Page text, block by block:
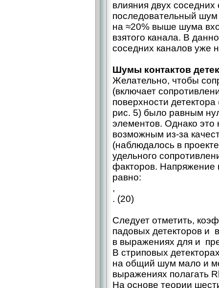
влияния двух
последовательный шум
на ≈20% выше шума
взятого канала. В
соседних каналов уже
Шумы контактов
Желательно, чтобы
(включает
поверхности
рис. 5) было равным
элементов. Однако это
возможным из-за
(наблюдалось в
удельного
факторов.
равно:
,
. (20)
Следует отметить,
падовых детекторов и
в выражениях для и
В стриповых
на общий шум мало и
выражениях полагать
На основе теории